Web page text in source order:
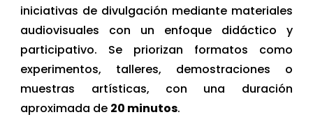
iniciativas de divulgación mediante materiales
audiovisuales con un enfoque didáctico y
participativo. Se priorizan formatos como
experimentos, talleres, demostraciones o
muestras artísticas, con una duración
aproximada de 20 minutos.